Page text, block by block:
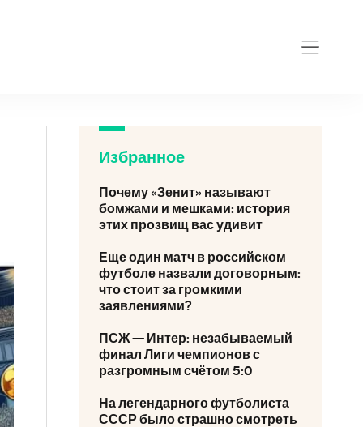
Избранное
Почему «Зенит» называют
бомжами и мешками: история
этих прозвищ вас удивит
Еще один матч в российском
футболе назвали договорным:
что стоит за громкими
заявлениями?
ПСЖ — Интер: незабываемый
финал Лиги чемпионов с
разгромным счётом 5:0
На легендарного футболиста
СССР было страшно смотреть